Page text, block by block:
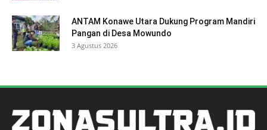
ANTAM Konawe Utara Dukung Program Mandiri
Pangan di Desa Mowundo
3 Agustus 2026